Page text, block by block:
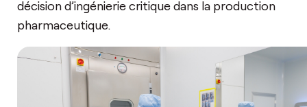
décision d’ingénierie critique dans la production
pharmaceutique.